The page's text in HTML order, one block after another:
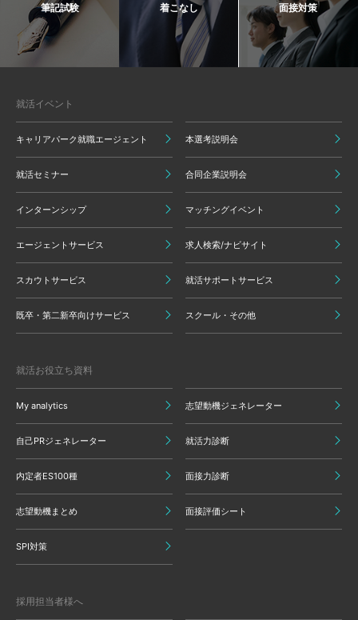
筆記試験 着こなし 面接対策
就活イベント
キャリアパーク就職エージェント 本選考説明会
就活セミナー 合同企業説明会
インターンシップ マッチングイベント
エージェントサービス 求人検索/ナビサイト
スカウトサービス 就活サポートサービス
既卒・第二新卒向けサービス スクール・その他
就活お役立ち資料
My analytics 志望動機ジェネレーター
自己PRジェネレーター 就活力診断
内定者ES100種 面接力診断
志望動機まとめ 面接評価シート
SPI対策
採用担当者様へ